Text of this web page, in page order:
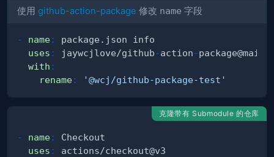
使用 github-action-package 修改 name 字段
- name:
uses : jaywcjlove/github-action-
with :
rename: '@wcj/github-package-test'
克隆带有 Submodule 的仓库
- name:
uses :